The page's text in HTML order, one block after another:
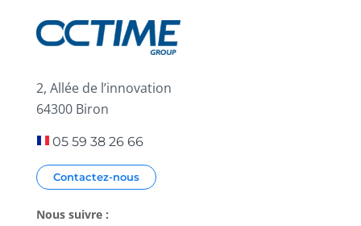
2, Allée de l’innovation
64300 Biron
05 59 38 26 66
Contactez-nous
Nous suivre :